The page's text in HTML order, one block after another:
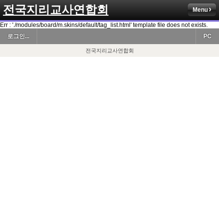
전국지리교사연합회 Menu
Err : './modules/board/m.skins/default/tag_list.html' template file does not exists.
로그인...
PC
전국지리교사연합회